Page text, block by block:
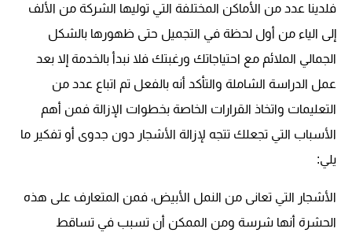
فلدينا عدد من الأماكن المختلفة التي توليها الشركة من الألف
إلى الياء من أول لحظة في التجميل حتى ظهورها بالشكل
الجمالي الملائم مع احتياجاتك ورغبتك فلا نبدأ بالخدمة إلا بعد
عمل الدراسة الشاملة والتأكد أنه بالفعل تم اتباع عدد من
التعليمات واتخاذ القرارات الخاصة بخطوات الإزالة فمن أهم
الأسباب التي تجعلك تتجه لإزالة الأشجار دون جدوى أو تفكير ما
يلي:
الأشجار التي تعانى من النمل الأبيض، فمن المتعارف على هذه
الحشرة أنها شرسة ومن الممكن أن تسبب في تساقط